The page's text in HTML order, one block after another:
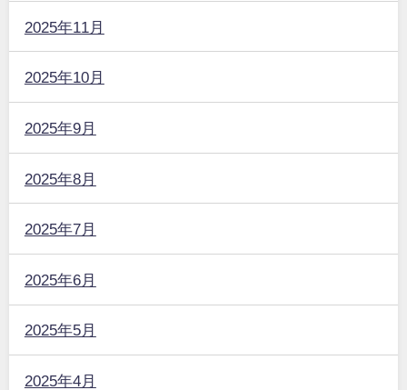
2025年11月
2025年10月
2025年9月
2025年8月
2025年7月
2025年6月
2025年5月
2025年4月